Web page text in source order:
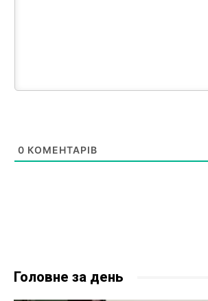
0 КОМЕНТАРІВ
Головне за день